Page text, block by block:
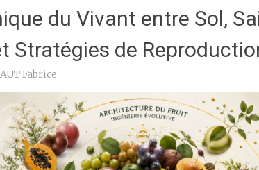
du Vivant entre Sol,
Stratégies de
Fabrice